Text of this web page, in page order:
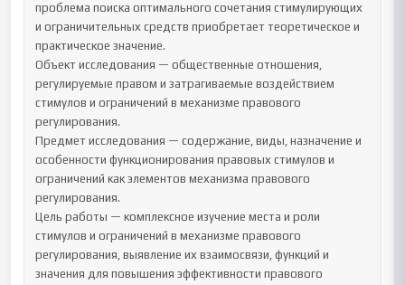
проблема поиска оптимального сочетания стимулирующих
и ограничительных средств приобретает теоретическое и
практическое значение.
Объект исследования — общественные отношения,
регулируемые правом и затрагиваемые воздействием
стимулов и ограничений в механизме правового
регулирования.
Предмет исследования — содержание, виды, назначение и
особенности функционирования правовых стимулов и
ограничений как элементов механизма правового
регулирования.
Цель работы — комплексное изучение места и роли
стимулов и ограничений в механизме правового
регулирования, выявление их взаимосвязи, функций и
значения для повышения эффективности правового